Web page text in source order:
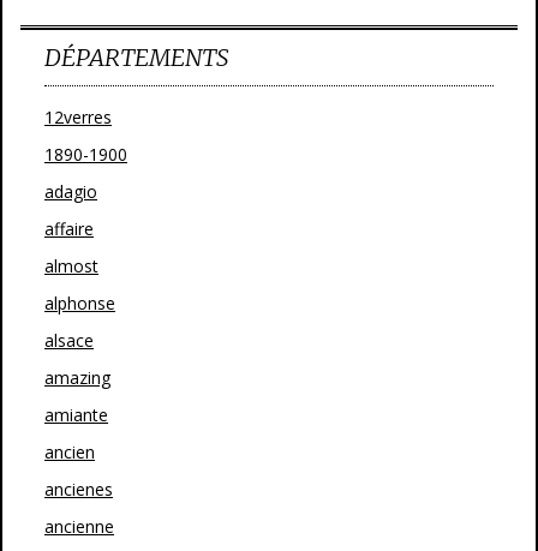
DÉPARTEMENTS
12verres
1890-1900
adagio
affaire
almost
alphonse
alsace
amazing
amiante
ancien
ancienes
ancienne